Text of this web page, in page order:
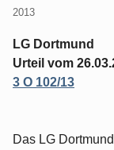
2013
LG Dortmund
Urteil vom
3 O 102/13
Das LG